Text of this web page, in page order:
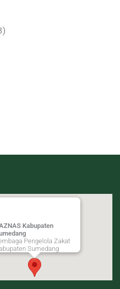
Kabupaten
Pengelola Zakat
Sumedang